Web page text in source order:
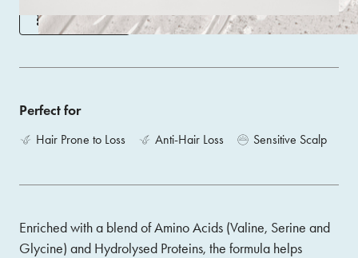
ACQUISTA
Perfect for
Hair Prone to Loss Anti-Hair Loss Sensitive Scalp
Enriched with a blend of Amino Acids (Valine, Serine and
Glycine) and Hydrolysed Proteins, the formula helps